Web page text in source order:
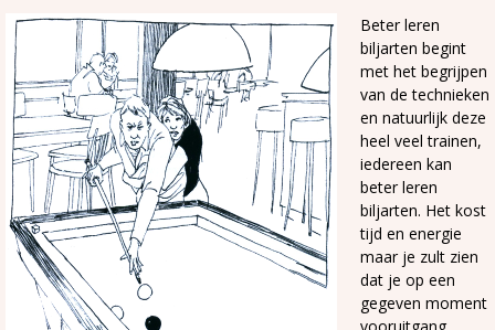
Beter leren
biljarten begint
met het begrijpen
van de technieken
en natuurlijk deze
heel veel trainen,
iedereen kan
beter leren
biljarten. Het kost
tijd en energie
maar je zult zien
dat je op een
gegeven moment
vooruitgang